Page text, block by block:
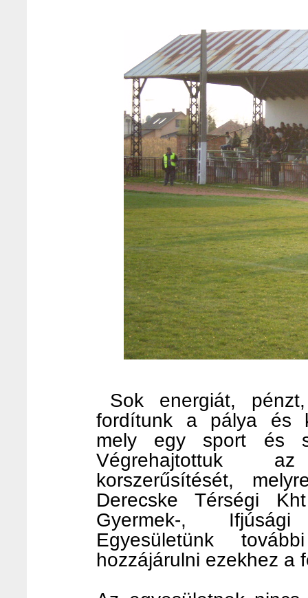
Sok energiát,
fordítunk a pálya és
mely egy sport és
Végrehajtottuk
korszerűsítését,
Derecske Térségi
Gyermek-,
Egyesületünk
hozzájárulni ezekhez a